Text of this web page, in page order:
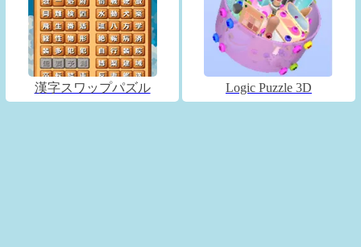
漢字スワップパズル Logic Puzzle 3D